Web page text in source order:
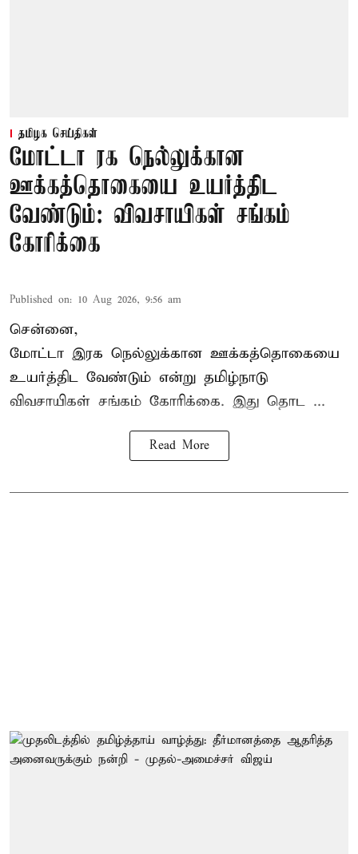
தமிழக செய்திகள்
மோட்டா ரக நெல்லுக்கான
ஊக்கத்தொகையை உயர்த்திட
வேண்டும்: விவசாயிகள் சங்கம்
கோரிக்கை
Published on: 10 Aug 2026, 9:56 am
சென்னை,
மோட்டா இரக நெல்லுக்கான ஊக்கத்தொகையை
உயர்த்திட வேண்டும் என்று தமிழ்நாடு
விவசாயிகள் சங்கம் கோரிக்கை. இது தொட ...
Read More